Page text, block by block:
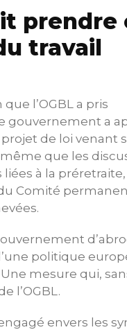
prendre
travail
l’OGBL a pris
gouvernement a
projet de loi venant
que les
à la
Comité
politique
mesure qui,
l’OGBL.
envers les